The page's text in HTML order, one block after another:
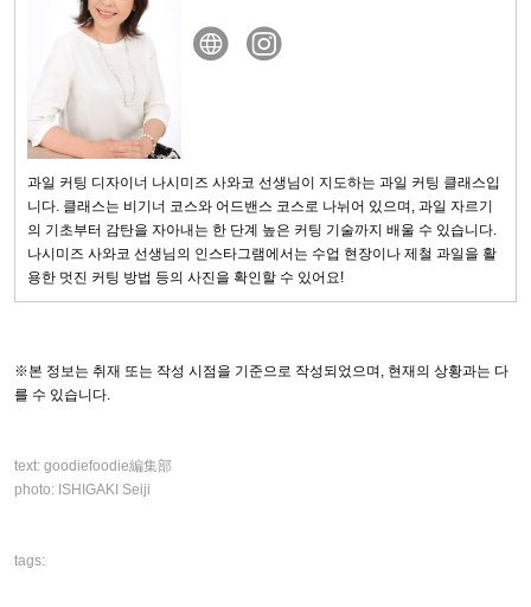
과일 커팅 디자이너 나시미즈 사와코 선생님이 지도하는 과일 커팅 클래스입
니다. 클래스는 비기너 코스와 어드밴스 코스로 나뉘어 있으며, 과일 자르기
의 기초부터 감탄을 자아내는 한 단계 높은 커팅 기술까지 배울 수 있습니다.
나시미즈 사와코 선생님의 인스타그램에서는 수업 현장이나 제철 과일을 활
용한 멋진 커팅 방법 등의 사진을 확인할 수 있어요!
※본 정보는 취재 또는 작성 시점을 기준으로 작성되었으며, 현재의 상황과는 다
를 수 있습니다.
text: goodiefoodie編集部
photo: ISHIGAKI Seiji
tags: